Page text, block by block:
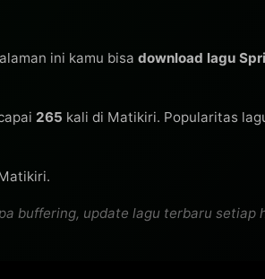
ini kamu bisa download lagu
265 kali di Matikiri. Popularitas
buffering, update lagu terbaru setiap